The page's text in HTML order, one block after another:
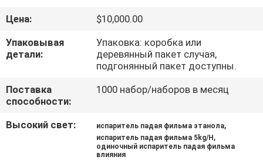
ФАБРИКИ
ПРОВЕРКА
КАЧЕСТВА
СВЯЖИТЕСЬ
МЫ
Цена:
$10,000.00
Упаковывая
детали:
Упаковка: коробка или
деревянный пакет случая,
подгонянный пакет доступны.
Поставка
способности:
1000 набор/наборов в месяц
Высокий свет: испаритель падая фильма этанола,
испаритель падая фильма 5kg/H ,
одиночный испаритель падая фильма
влияния